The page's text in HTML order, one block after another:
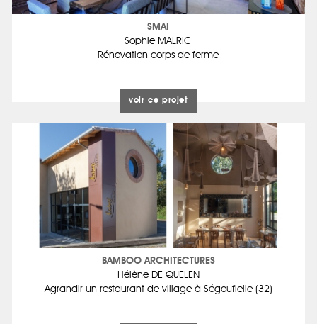
SMAI
Sophie MALRIC
Rénovation corps de ferme
voir ce projet
BAMBOO ARCHITECTURES
Hélène DE QUELEN
Agrandir un restaurant de village à Ségoufielle (32)